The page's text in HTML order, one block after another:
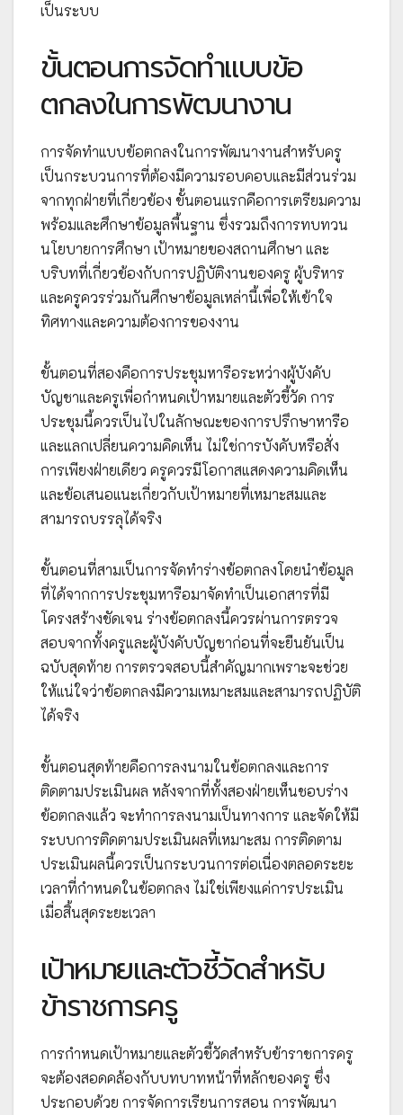
เป็นระบบ
ขั้นตอนการจัดทำแบบข้อ
ตกลงในการพัฒนางาน
การจัดทำแบบข้อตกลงในการพัฒนางานสำหรับครู
เป็นกระบวนการที่ต้องมีความรอบคอบและมีส่วนร่วม
จากทุกฝ่ายที่เกี่ยวข้อง ขั้นตอนแรกคือการเตรียมความ
พร้อมและศึกษาข้อมูลพื้นฐาน ซึ่งรวมถึงการทบทวน
นโยบายการศึกษา เป้าหมายของสถานศึกษา และ
บริบทที่เกี่ยวข้องกับการปฏิบัติงานของครู ผู้บริหาร
และครูควรร่วมกันศึกษาข้อมูลเหล่านี้เพื่อให้เข้าใจ
ทิศทางและความต้องการของงาน
ขั้นตอนที่สองคือการประชุมหารือระหว่างผู้บังคับ
บัญชาและครูเพื่อกำหนดเป้าหมายและตัวชี้วัด การ
ประชุมนี้ควรเป็นไปในลักษณะของการปรึกษาหารือ
และแลกเปลี่ยนความคิดเห็น ไม่ใช่การบังคับหรือสั่ง
การเพียงฝ่ายเดียว ครูควรมีโอกาสแสดงความคิดเห็น
และข้อเสนอแนะเกี่ยวกับเป้าหมายที่เหมาะสมและ
สามารถบรรลุได้จริง
ขั้นตอนที่สามเป็นการจัดทำร่างข้อตกลงโดยนำข้อมูล
ที่ได้จากการประชุมหารือมาจัดทำเป็นเอกสารที่มี
โครงสร้างชัดเจน ร่างข้อตกลงนี้ควรผ่านการตรวจ
สอบจากทั้งครูและผู้บังคับบัญชาก่อนที่จะยืนยันเป็น
ฉบับสุดท้าย การตรวจสอบนี้สำคัญมากเพราะจะช่วย
ให้แน่ใจว่าข้อตกลงมีความเหมาะสมและสามารถปฏิบัติ
ได้จริง
ขั้นตอนสุดท้ายคือการลงนามในข้อตกลงและการ
ติดตามประเมินผล หลังจากที่ทั้งสองฝ่ายเห็นชอบร่าง
ข้อตกลงแล้ว จะทำการลงนามเป็นทางการ และจัดให้มี
ระบบการติดตามประเมินผลที่เหมาะสม การติดตาม
ประเมินผลนี้ควรเป็นกระบวนการต่อเนื่องตลอดระยะ
เวลาที่กำหนดในข้อตกลง ไม่ใช่เพียงแค่การประเมิน
เมื่อสิ้นสุดระยะเวลา
เป้าหมายและตัวชี้วัดสำหรับ
ข้าราชการครู
การกำหนดเป้าหมายและตัวชี้วัดสำหรับข้าราชการครู
จะต้องสอดคล้องกับบทบาทหน้าที่หลักของครู ซึ่ง
ประกอบด้วย การจัดการเรียนการสอน การพัฒนา